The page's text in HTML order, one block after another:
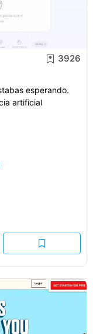
3926
esperando.
artificial